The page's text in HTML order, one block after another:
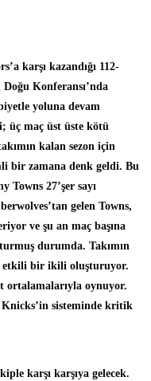
karşı kazandığı 112-
Konferansı’nda
yoluna devam
üç maç üst üste kötü
kalan sezon için
bir zamana denk geldi. Bu
27’şer sayı
gelen Towns,
ve şu an maç başına
durumda. Takımın
etkili bir ikili oluşturuyor.
ortalamalarıyla oynuyor.
sisteminde kritik
karşı karşıya gelecek.